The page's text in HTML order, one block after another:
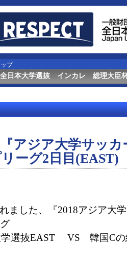
プ
全日本大学選抜 インカレ 総理大臣
『アジア大学サッ
ーグ2日目(EAST)
ました、『2018アジア大
学選抜EAST VS 韓国Cの